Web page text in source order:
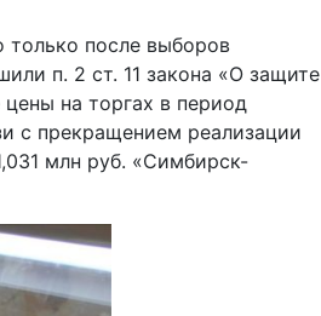
только после выборов
п. 2 ст. 11 закона «О защите
на торгах в период
с прекращением реализации
млн руб. «Симбирск-